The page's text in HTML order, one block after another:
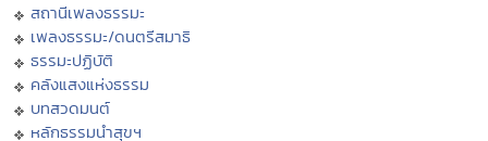
สถานีเพลงธรรมะ
เพลงธรรมะ/ดนตรีสมาธิ
ธรรมะปฏิบัติ
คลังแสงแห่งธรรม
บทสวดมนต์
หลักธรรมนำสุขฯ